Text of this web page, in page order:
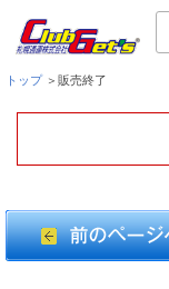
トップ＞販売終了